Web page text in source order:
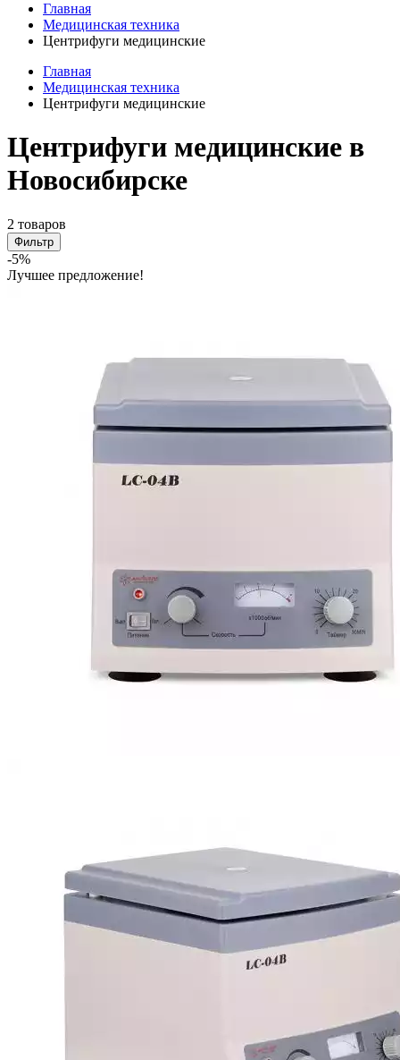
Главная
Медицинская техника
Центрифуги медицинские
Главная
Медицинская техника
Центрифуги медицинские
Центрифуги медицинские в
Новосибирске
2 товаров
Фильтр
-5%
Лучшее предложение!